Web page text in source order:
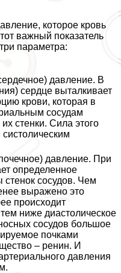
которое кровь
важный показатель
параметра:
давление. В
сердце выталкивает
крови, которая в
сосудам
стенки. Сила этого
давление. При
определенное
стенок сосудов. Чем
выражено это
происходит
ниже диастолическое
сосудов большое
почками
– ренин. И
давления